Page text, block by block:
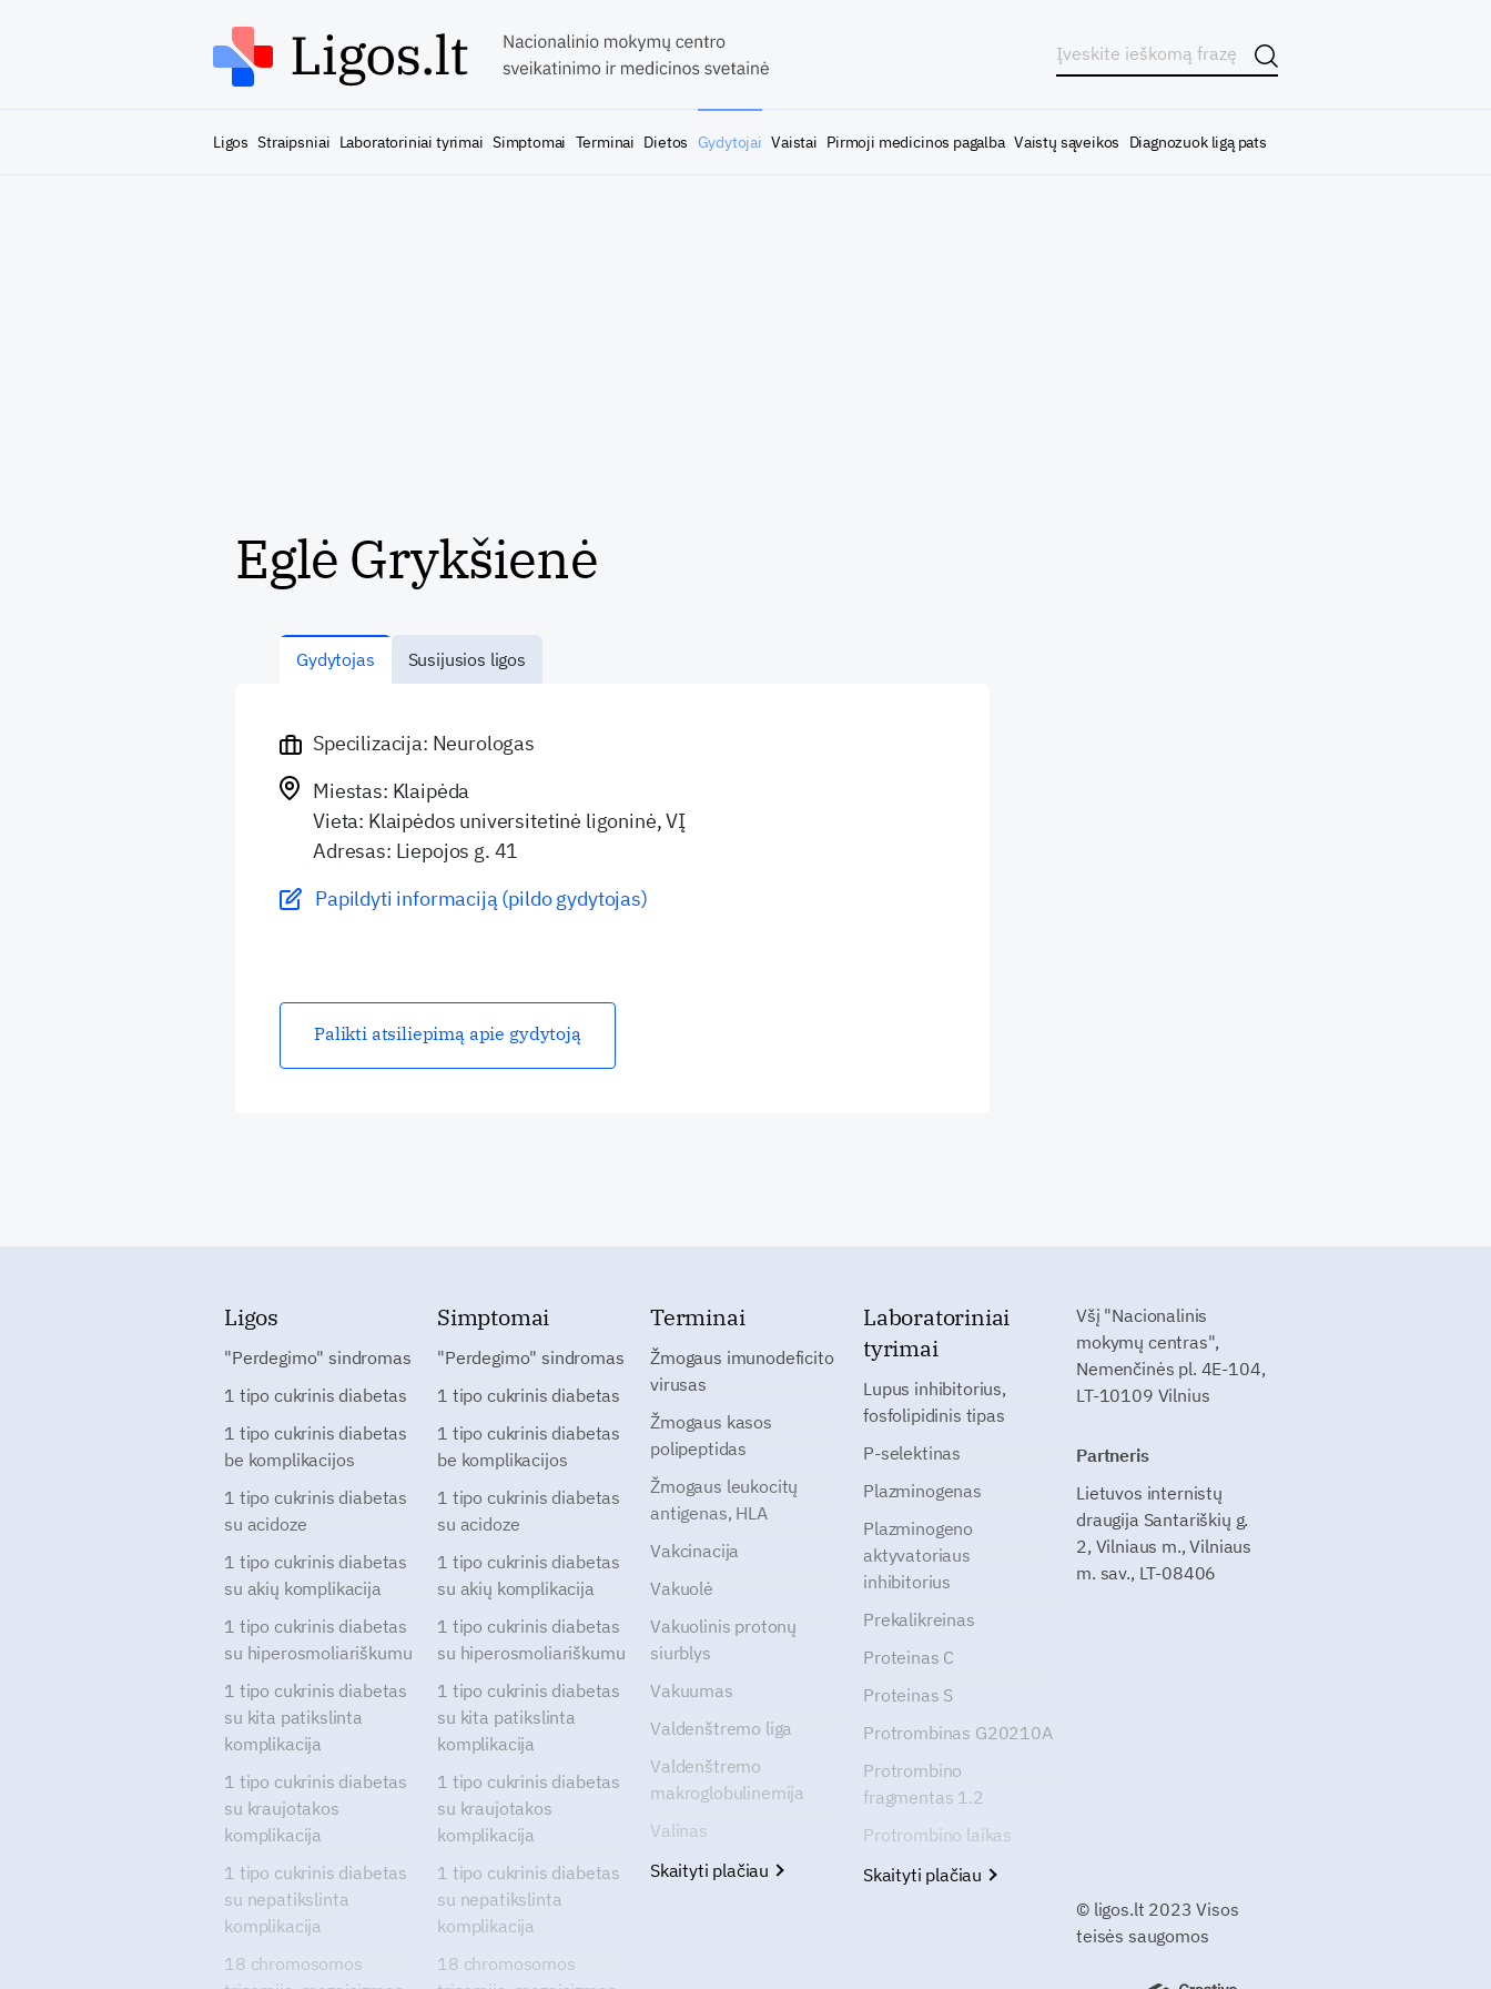
Ligos Straipsniai Laboratoriniai tyrimai Simptomai Terminai Dietos Gydytojai Vaistai Pirmoji medicinos pagalba Vaistų sąveikos Diagnozuok ligą pats
Eglė Grykšienė
Gydytojas Susijusios ligos
Specilizacija: Neurologas
Miestas: Klaipėda
Vieta: Klaipėdos universitetinė ligoninė, VĮ
Adresas: Liepojos g. 41
Papildyti informaciją (pildo gydytojas)
Palikti atsiliepimą apie gydytoją
Ligos
"Perdegimo" sindromas
1 tipo cukrinis diabetas
1 tipo cukrinis diabetas
be komplikacijos
1 tipo cukrinis diabetas
su acidoze
1 tipo cukrinis diabetas
su akių komplikacija
1 tipo cukrinis diabetas
su hiperosmoliariškumu
1 tipo cukrinis diabetas
su kita patikslinta
komplikacija
1 tipo cukrinis diabetas
su kraujotakos
komplikacija
1 tipo cukrinis diabetas
su nepatikslinta
komplikacija
18 chromosomos
Simptomai
"Perdegimo" sindromas
1 tipo cukrinis diabetas
1 tipo cukrinis diabetas
be komplikacijos
1 tipo cukrinis diabetas
su acidoze
1 tipo cukrinis diabetas
su akių komplikacija
1 tipo cukrinis diabetas
su hiperosmoliariškumu
1 tipo cukrinis diabetas
su kita patikslinta
komplikacija
1 tipo cukrinis diabetas
su kraujotakos
komplikacija
1 tipo cukrinis diabetas
su nepatikslinta
komplikacija
18 chromosomos
Terminai
Žmogaus imunodeficito
virusas
Žmogaus kasos
polipeptidas
Žmogaus leukocitų
antigenas, HLA
Vakcinacija
Vakuolė
Vakuolinis protonų
siurblys
Vakuumas
Valdenštremo liga
Valdenštremo
makroglobulinemija
Valinas
Skaityti plačiau
Laboratoriniai
tyrimai
Lupus inhibitorius,
fosfolipidinis tipas
P-selektinas
Plazminogenas
Plazminogeno
aktyvatoriaus
inhibitorius
Prekalikreinas
Proteinas C
Proteinas S
Protrombinas G20210A
Protrombino
fragmentas 1.2
Protrombino laikas
Skaityti plačiau
Všį "Nacionalinis
mokymų centras",
Nemenčinės pl. 4E-104,
LT-10109 Vilnius
Partneris
Lietuvos internistų
draugija Santariškių g.
2, Vilniaus m., Vilniaus
m. sav., LT-08406
© ligos.lt 2023 Visos
teisės saugomos